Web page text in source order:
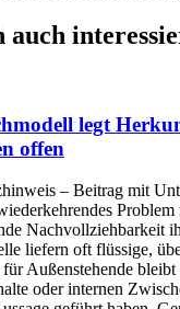
auch
legt
offen
– Beitrag mit
Nachvollziehbarkeit
liefern oft flüssige,
Außenstehende
oder internen